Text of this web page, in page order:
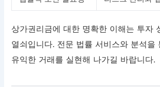
상가권리금에 대한 명확한 이해는 투자
열쇠입니다. 전문 법률 서비스와 분석을
유익한 거래를 실현해 나가길 바랍니다.